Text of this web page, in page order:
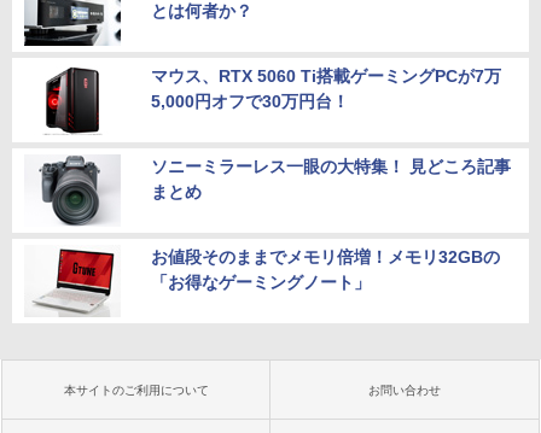
とは何者か？
マウス、RTX 5060 Ti搭載ゲーミングPCが7万
5,000円オフで30万円台！
ソニーミラーレス一眼の大特集！ 見どころ記事
まとめ
お値段そのままでメモリ倍増！メモリ32GBの
「お得なゲーミングノート」
本サイトのご利用について お問い合わせ